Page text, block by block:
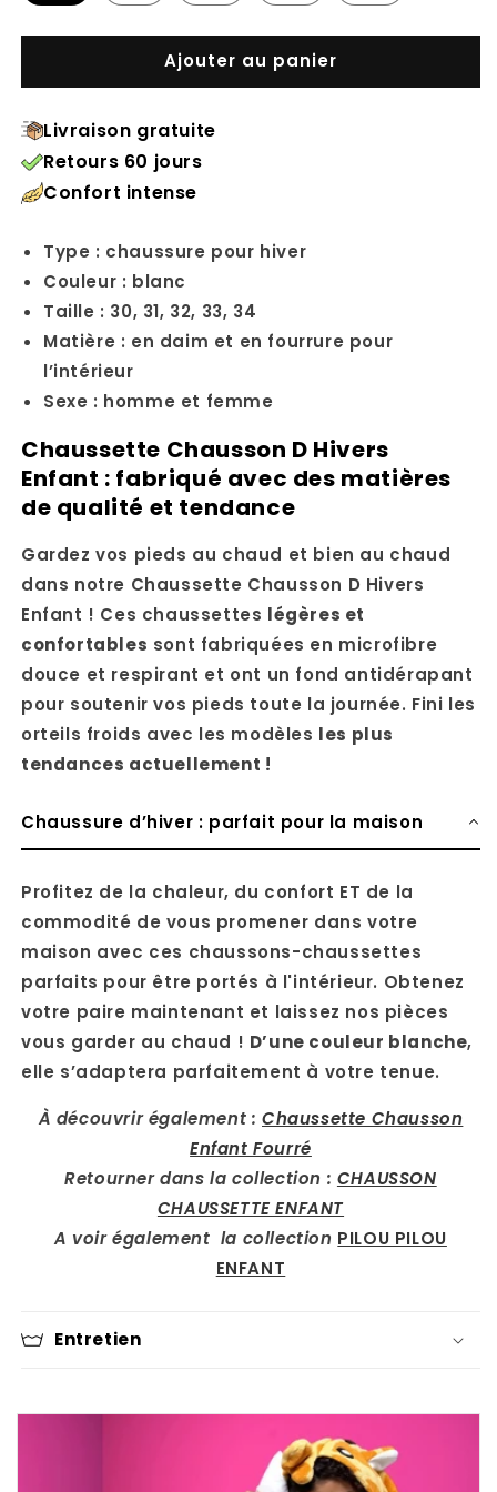
Ajouter au panier
Livraison gratuite
Retours 60 jours
Confort intense
Type : chaussure pour hiver
Couleur : blanc
Taille : 30, 31, 32, 33, 34
Matière : en daim et en fourrure pour
l’intérieur
Sexe : homme et femme
Chaussette Chausson D Hivers
Enfant : fabriqué avec des matières
de qualité et tendance
Gardez vos pieds au chaud et bien au chaud
dans notre Chaussette Chausson D Hivers
Enfant ! Ces chaussettes légères et
confortables sont fabriquées en microfibre
douce et respirant et ont un fond antidérapant
pour soutenir vos pieds toute la journée. Fini les
orteils froids avec les modèles les plus
tendances actuellement !
Chaussure d’hiver : parfait pour la maison
Profitez de la chaleur, du confort ET de la
commodité de vous promener dans votre
maison avec ces chaussons-chaussettes
parfaits pour être portés à l'intérieur. Obtenez
votre paire maintenant et laissez nos pièces
vous garder au chaud ! D’une couleur blanche,
elle s’adaptera parfaitement à votre tenue.
À découvrir également : Chaussette Chausson
Enfant Fourré
Retourner dans la collection : CHAUSSON
CHAUSSETTE ENFANT
A voir également la collection PILOU PILOU
ENFANT
Entretien